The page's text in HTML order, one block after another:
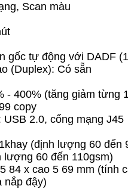
Scan màu
gốc tự động với DADF
(Duplex): Có sẵn
- 400% (tăng giảm từng
copy
2.0, cổng mạng J45
(định lượng 60 đến
60 đến 110gsm)
84 x cao 5 69 mm (tính
nắp đậy)